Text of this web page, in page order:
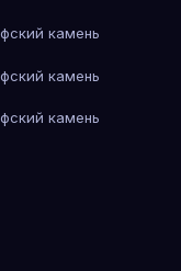
камень
камень
камень